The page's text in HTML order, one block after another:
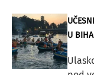
U